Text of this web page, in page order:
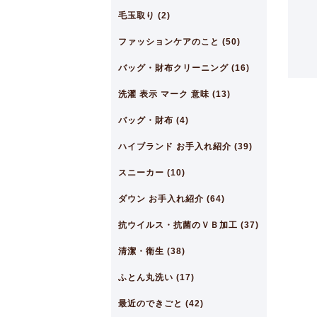
毛玉取り (2)
ファッションケアのこと (50)
バッグ・財布クリーニング (16)
洗濯 表示 マーク 意味 (13)
バッグ・財布 (4)
ハイブランド お手入れ紹介 (39)
スニーカー (10)
ダウン お手入れ紹介 (64)
抗ウイルス・抗菌のＶＢ加工 (37)
清潔・衛生 (38)
ふとん丸洗い (17)
最近のできごと (42)